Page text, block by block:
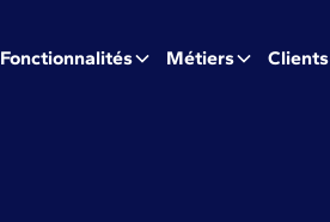
Fonctionnalités Métiers Clients